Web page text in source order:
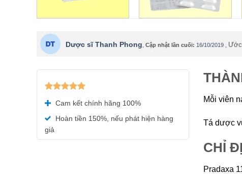
Dược sĩ Thanh Phong Cập nhật lần cuối: 16/10/2019
hạng5.00
5 sao
Cam kết chính hãng 100%
Hoàn tiền 150%, nếu phát hiện hàng
giả
Mỗi viên
Tá dược
CHỈ
Pradaxa